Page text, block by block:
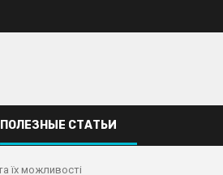
ПОЛЕЗНЫЕ СТАТЬИ
їх можливості